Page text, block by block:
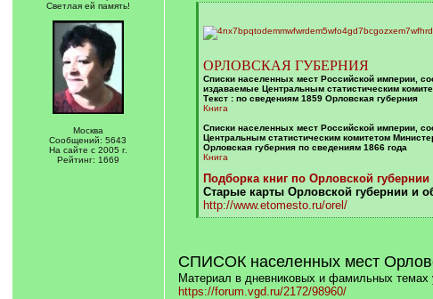
Светлая ей память!
Москва
Сообщений: 5643
На сайте с 2005 г.
Рейтинг: 1669
]
ОРЛОВСКАЯ ГУБЕРНИЯ
Списки населенных мест Российской империи,
издаваемые Центральным статистическим
Текст : по сведениям 1859 Орловская губерния
Книга
Списки населенных мест Российской империи,
Центральным статистическим комитетом
Орловская губерния по сведениям 1866 года
Книга
Подборка книг по Орловской губернии
Старые карты Орловской губернии и
http://www.etomesto.ru/orel/
[
]
СПИСОК населенных мест
Материал в дневниковых и фамильных темах
https://forum.vgd.ru/2172/98960/